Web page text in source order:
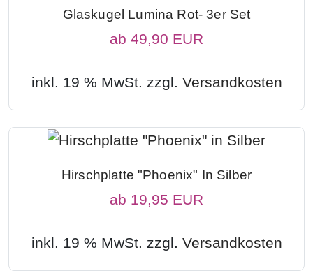
Glaskugel Lumina Rot- 3er Set
ab 49,90 EUR
inkl. 19 % MwSt. zzgl. Versandkosten
Hirschplatte "Phoenix" In Silber
ab 19,95 EUR
inkl. 19 % MwSt. zzgl. Versandkosten